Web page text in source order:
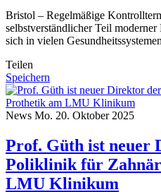
Bristol – Regelmäßige
selbstverständlicher Teil
sich in vielen
Teilen
Speichern
News Mo. 20. Oktober 2025
Prof. Güth ist neuer
Poliklinik für
LMU Klinikum